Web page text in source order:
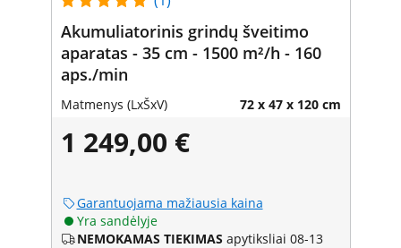
Akumuliatorinis grindų šveitimo
aparatas - 35 cm - 1500 m²/h - 160
aps./min
Matmenys (LxŠxV) 72 x 47 x 120 cm
1 249,00 €
Garantuojama mažiausia kaina
Yra sandėlyje
NEMOKAMAS TIEKIMAS apytiksliai 08-13